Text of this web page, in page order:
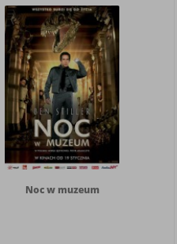
Noc w muzeum